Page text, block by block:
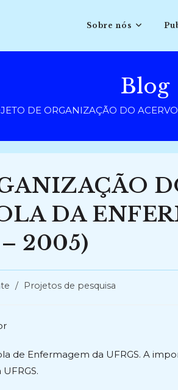
Sobre nós
Blog
DE ORGANIZAÇÃO DO
DA
2005)
/ Projetos de pesquisa
de Enfermagem da UFRGS. A